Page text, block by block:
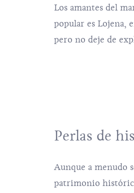
Los amantes del
popular es Lojena,
pero no deje de
Perlas de
Aunque a menudo
patrimonio